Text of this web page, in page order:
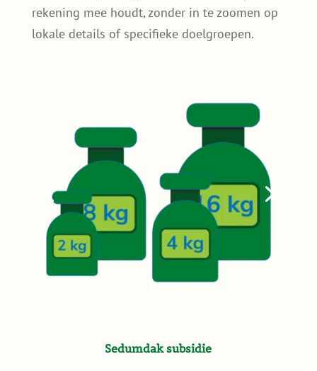
rekening mee houdt, zonder in te zoomen op
lokale details of specifieke doelgroepen.
Sedumdak subsidie